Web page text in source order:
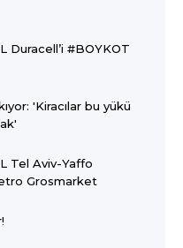
Duracell’i #BOYKOT
'Kiracılar bu yükü
Tel Aviv-Yaffo
Grosmarket